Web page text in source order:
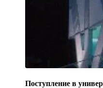
Поступление в